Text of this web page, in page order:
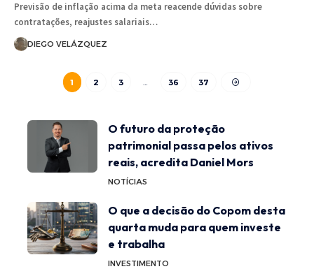
Previsão de inflação acima da meta reacende dúvidas sobre
contratações, reajustes salariais…
DIEGO VELÁZQUEZ
1 2 3 … 36 37
O futuro da proteção
patrimonial passa pelos ativos
reais, acredita Daniel Mors
NOTÍCIAS
O que a decisão do Copom desta
quarta muda para quem investe
e trabalha
INVESTIMENTO